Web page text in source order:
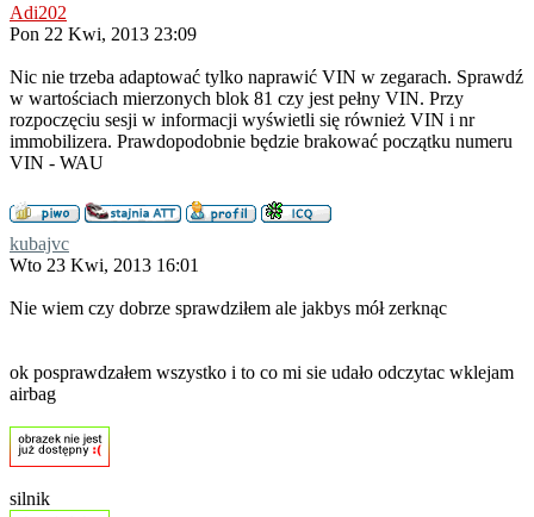
Adi202
Pon 22 Kwi, 2013 23:09
Nic nie trzeba adaptować tylko naprawić VIN w zegarach. Sprawdź
w wartościach mierzonych blok 81 czy jest pełny VIN. Przy
rozpoczęciu sesji w informacji wyświetli się również VIN i nr
immobilizera. Prawdopodobnie będzie brakować początku numeru
VIN - WAU
kubajvc
Wto 23 Kwi, 2013 16:01
Nie wiem czy dobrze sprawdziłem ale jakbys mół zerknąc
ok posprawdzałem wszystko i to co mi sie udało odczytac wklejam
airbag
silnik